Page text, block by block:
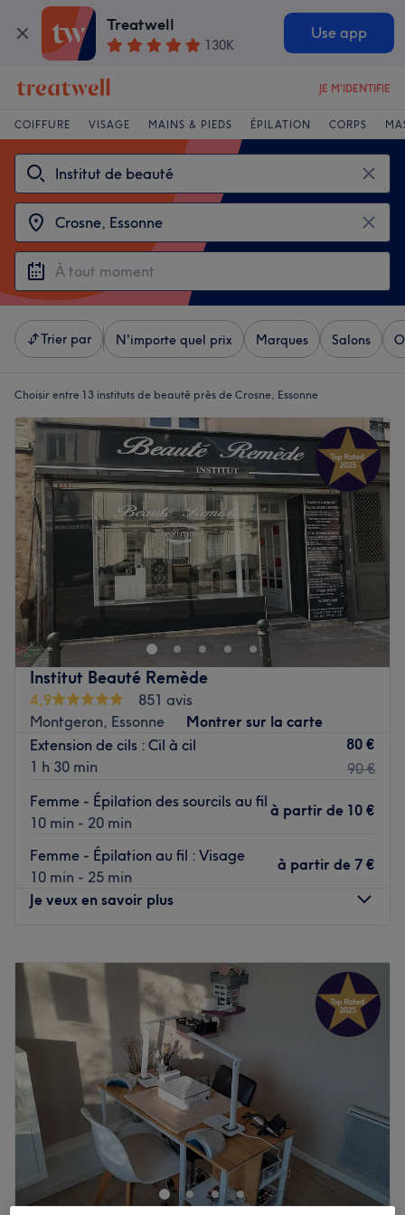
Treatwell
130K
Use app
JE M'IDENTIFIE
COIFFURE VISAGE MAINS & PIEDS ÉPILATION CORPS
Trier par N'importe quel prix Marques Salons
Choisir entre 13 instituts de beauté près de Crosne, Essonne
Institut Beauté Remède
4,9
851 avis
Montgeron, Essonne
Montrer sur la carte
Extension de cils : Cil à cil
1 h 30 min
80 €
90 €
Femme - Épilation des sourcils au fil
10 min - 20 min
à partir de 10 €
Femme - Épilation au fil : Visage
10 min - 25 min
à partir de 7 €
Je veux en savoir plus
Mardi
19:00
Fermé
Jeudi
–19:00
Vendredi
19:00
Samedi
Dimanche
Bienvenue chez Institut Beauté Remède, un très bel
institut de beauté situé à Montgeron, dans l'Essonne, à
proximité de la gare de Montgeron Crosne.
Prenez place dans ce lieu au cadre élégant et moderne